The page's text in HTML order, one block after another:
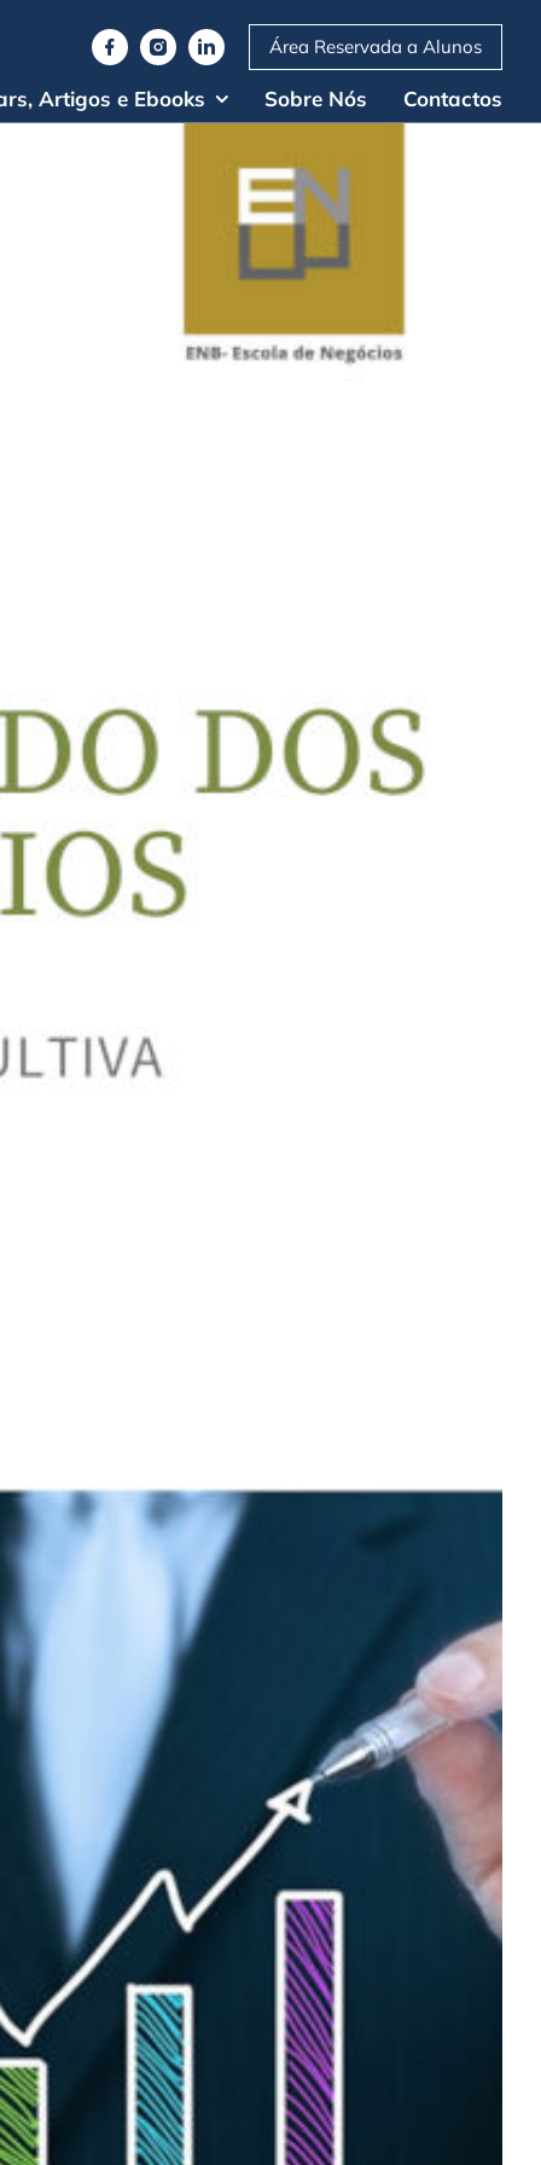
Área Reservada a Alunos
Artigos e Ebooks Sobre Nós Contactos